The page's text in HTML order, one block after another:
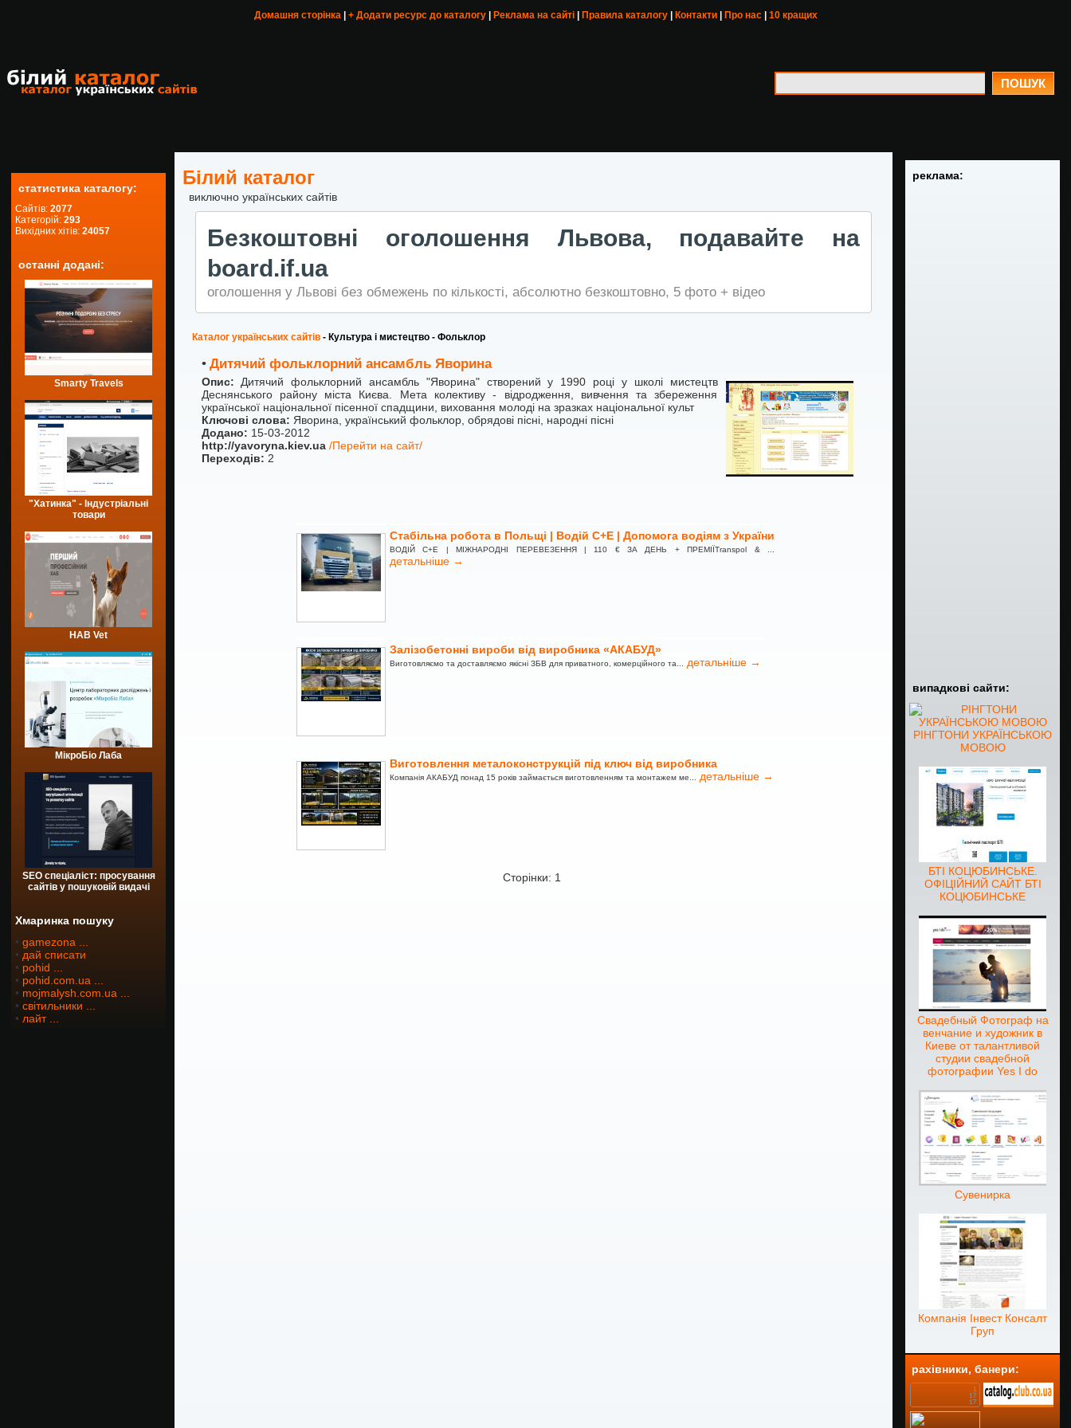
Домашня сторінка| + Додати ресурс до каталогу| Реклама на сайті| Правила каталогу| Контакти| Про нас| 10 кращих
ПОШУК
статистика каталогу:
Сайтів: 2077
Категорій: 293
Вихідних хітів: 24057
останні додані:
Smarty Travels
"Хатинка" - Індустріальні
товари
HAB Vet
МікроБіо Лаба
SEO спеціаліст: просування
сайтів у пошуковій видачі
Хмаринка пошуку
• gamezona ...
• дай списати
• pohid ...
• pohid.com.ua ...
• mojmalysh.com.ua ...
• світильники ...
• лайт ...
Білий каталог
виключно українських сайтів
Безкоштовні оголошення Львова, подавайте на
board.if.ua
оголошення у Львові без обмежень по кількості, абсолютно безкоштовно, 5 фото + відео
Каталог українських сайтів- Культура і мистецтво - Фольклор
• Дитячий фольклорний ансамбль Яворина
Опис: Дитячий фольклорний ансамбль "Яворина" створений у 1990 році у школі мистецтв
Деснянського району міста Києва. Мета колективу - відродження, вивчення та збереження
української національної пісенної спадщини, виховання молоді на зразках національної культ
Ключові слова: Яворина, український фольклор, обрядові пісні, народні пісні
Додано: 15-03-2012
http://yavoryna.kiev.ua /Перейти на сайт/
Переходів: 2
Стабільна робота в Польщі | Водій C+E | Допомога водіям з України
ВОДІЙ C+E | МІЖНАРОДНІ ПЕРЕВЕЗЕННЯ | 110 € ЗА ДЕНЬ + ПРЕМІЇTranspol & ...
детальніше →
Залізобетонні вироби від виробника «АКАБУД»
Виготовляємо та доставляємо якісні ЗБВ для приватного, комерційного та... детальніше →
Виготовлення металоконструкцій під ключ від виробника
Компанія АКАБУД понад 15 років займається виготовленням та монтажем ме... детальніше →
Сторінки: 1
реклама:
випадкові сайти:
РІНГТОНИ УКРАЇНСЬКОЮ
МОВОЮ
БТІ КОЦЮБИНСЬКЕ.
ОФІЦІЙНИЙ САЙТ БТІ
КОЦЮБИНСЬКЕ
Свадебный Фотограф на
венчание и художник в
Киеве от талантливой
студии свадебной
фотографии Yes I do
Сувенирка
Компанія Інвест Консалт
Груп
рахівники, банери: